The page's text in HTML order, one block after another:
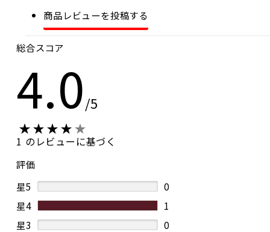
商品レビューを投稿する
総合スコア
4.0/5
1 のレビューに基づく
評価
星5
0
星4
1
星3
0